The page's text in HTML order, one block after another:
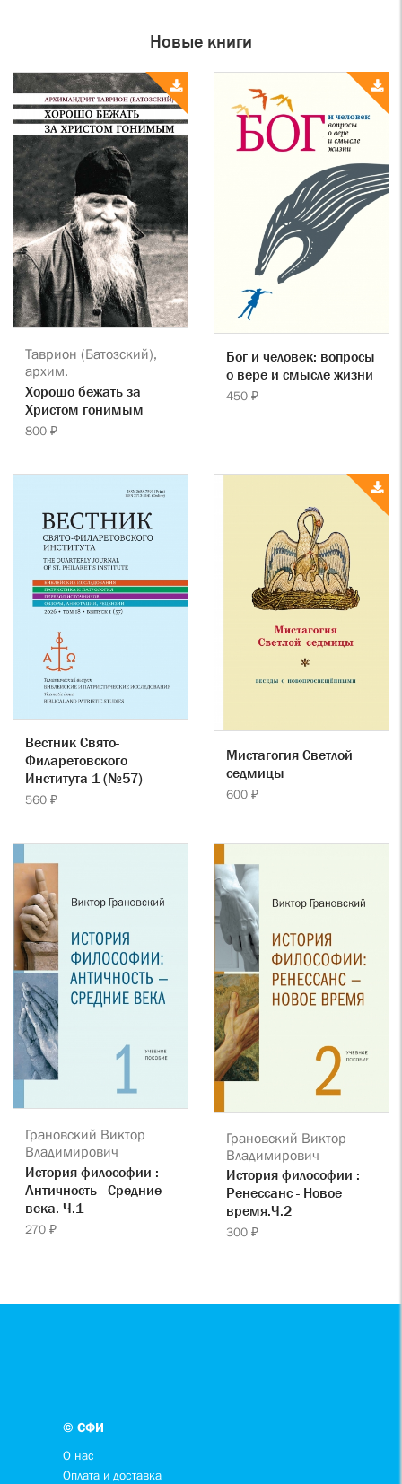
Новые книги
Таврион (Батозский),
архим.
Хорошо бежать за
Христом гонимым
800 ₽
Бог и человек: вопросы
о вере и смысле жизни
450 ₽
Вестник Свято-
Филаретовского
Института 1 (№57)
560 ₽
Мистагогия Светлой
седмицы
600 ₽
Грановский Виктор
Владимирович
История философии :
Античность - Средние
века. Ч.1
270 ₽
Грановский Виктор
Владимирович
История философии :
Ренессанс - Новое
время.Ч.2
300 ₽
© СФИ
О нас
Оплата и доставка